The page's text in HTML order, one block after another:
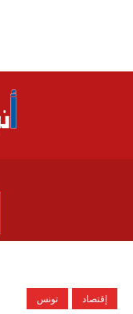
إقتصاد تونس